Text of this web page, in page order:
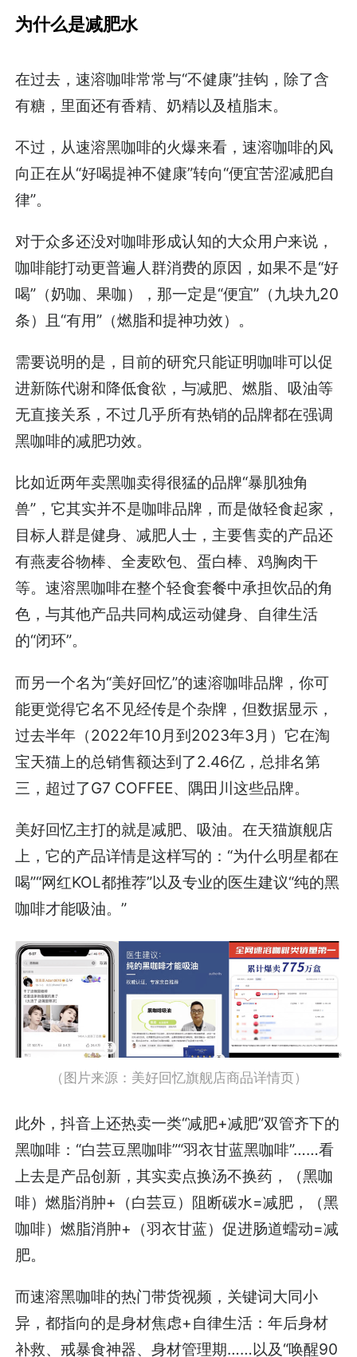
为什么是减肥水
在过去，速溶咖啡常常与“不健康”挂钩，除了含
有糖，里面还有香精、奶精以及植脂末。
不过，从速溶黑咖啡的火爆来看，速溶咖啡的风
向正在从“好喝提神不健康”转向“便宜苦涩减肥自
律”。
对于众多还没对咖啡形成认知的大众用户来说，
咖啡能打动更普遍人群消费的原因，如果不是“好
喝”（奶咖、果咖），那一定是“便宜”（九块九20
条）且“有用”（燃脂和提神功效）。
需要说明的是，目前的研究只能证明咖啡可以促
进新陈代谢和降低食欲，与减肥、燃脂、吸油等
无直接关系，不过几乎所有热销的品牌都在强调
黑咖啡的减肥功效。
比如近两年卖黑咖卖得很猛的品牌“暴肌独角
兽”，它其实并不是咖啡品牌，而是做轻食起家，
目标人群是健身、减肥人士，主要售卖的产品还
有燕麦谷物棒、全麦欧包、蛋白棒、鸡胸肉干
等。速溶黑咖啡在整个轻食套餐中承担饮品的角
色，与其他产品共同构成运动健身、自律生活
的“闭环”。
而另一个名为“美好回忆”的速溶咖啡品牌，你可
能更觉得它名不见经传是个杂牌，但数据显示，
过去半年（2022年10月到2023年3月）它在淘
宝天猫上的总销售额达到了2.46亿，总排名第
三，超过了G7 COFFEE、隅田川这些品牌。
美好回忆主打的就是减肥、吸油。在天猫旗舰店
上，它的产品详情是这样写的：“为什么明星都在
喝”“网红KOL都推荐”以及专业的医生建议“纯的黑
咖啡才能吸油。”
（图片来源：美好回忆旗舰店商品详情页）
此外，抖音上还热卖一类“减肥+减肥”双管齐下的
黑咖啡：“白芸豆黑咖啡”“羽衣甘蓝黑咖啡”……看
上去是产品创新，其实卖点换汤不换药，（黑咖
啡）燃脂消肿+（白芸豆）阻断碳水=减肥，（黑
咖啡）燃脂消肿+（羽衣甘蓝）促进肠道蠕动=减
肥。
而速溶黑咖啡的热门带货视频，关键词大同小
异，都指向的是身材焦虑+自律生活：年后身材
补救、戒暴食神器、身材管理期……以及“唤醒90